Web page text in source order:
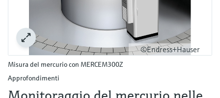
©Endress+Hauser
Misura del mercurio con MERCEM300Z
Approfondimenti